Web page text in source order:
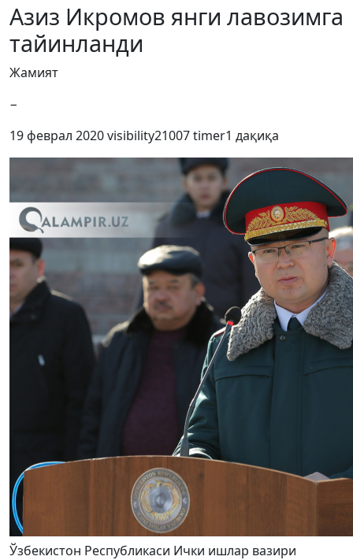
Азиз Икромов янги лавозимга
тайинланди
Жамият
−
19 феврал 2020visibility21007timer1 дақиқа
Ўзбекистон Республикаси Ички ишлар вазири